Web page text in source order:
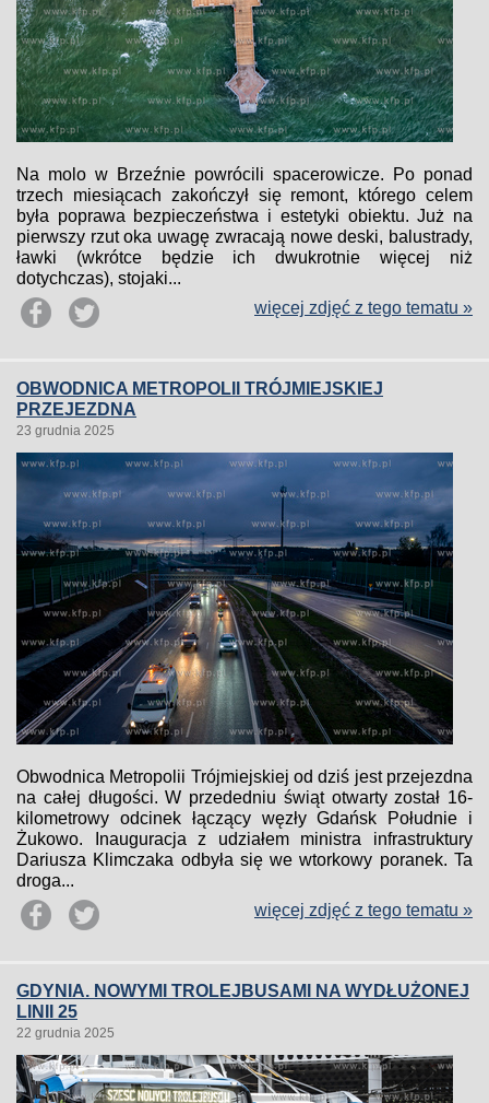
Na molo w Brzeźnie powrócili spacerowicze. Po ponad
trzech miesiącach zakończył się remont, którego celem
była poprawa bezpieczeństwa i estetyki obiektu. Już na
pierwszy rzut oka uwagę zwracają nowe deski, balustrady,
ławki (wkrótce będzie ich dwukrotnie więcej niż
dotychczas), stojaki...
więcej zdjęć z tego tematu »
OBWODNICA METROPOLII TRÓJMIEJSKIEJ
PRZEJEZDNA
23 grudnia 2025
Obwodnica Metropolii Trójmiejskiej od dziś jest przejezdna
na całej długości. W przededniu świąt otwarty został 16-
kilometrowy odcinek łączący węzły Gdańsk Południe i
Żukowo. Inauguracja z udziałem ministra infrastruktury
Dariusza Klimczaka odbyła się we wtorkowy poranek. Ta
droga...
więcej zdjęć z tego tematu »
GDYNIA. NOWYMI TROLEJBUSAMI NA WYDŁUŻONEJ
LINII 25
22 grudnia 2025